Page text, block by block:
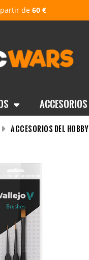
de 60 €
Accesorios
Accesorios del Hobby